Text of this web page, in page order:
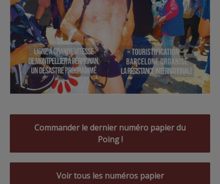
Commander le dernier numéro papier du
Poing !
Voir tous les numéros papier